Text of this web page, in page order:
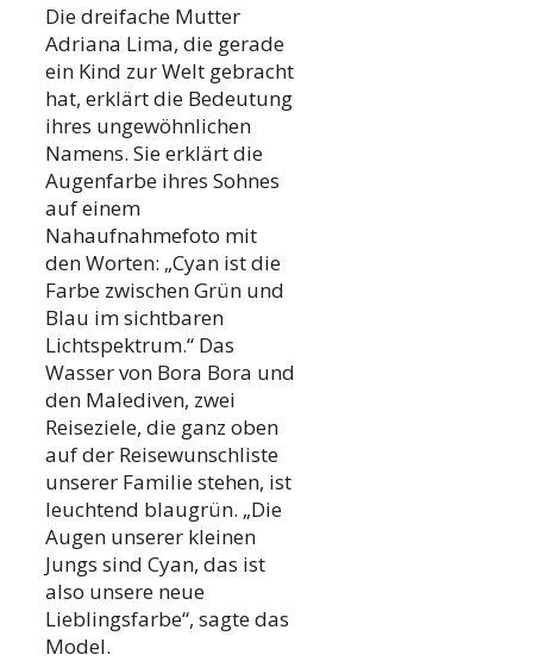
Die dreifache Mutter
Adriana Lima, die gerade
ein Kind zur Welt gebracht
hat, erklärt die Bedeutung
ihres ungewöhnlichen
Namens. Sie erklärt die
Augenfarbe ihres Sohnes
auf einem
Nahaufnahmefoto mit
den Worten: „Cyan ist die
Farbe zwischen Grün und
Blau im sichtbaren
Lichtspektrum.“ Das
Wasser von Bora Bora und
den Malediven, zwei
Reiseziele, die ganz oben
auf der Reisewunschliste
unserer Familie stehen, ist
leuchtend blaugrün. „Die
Augen unserer kleinen
Jungs sind Cyan, das ist
also unsere neue
Lieblingsfarbe“, sagte das
Model.